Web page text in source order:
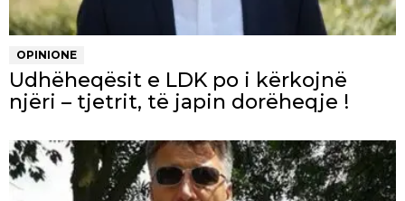
OPINIONE
Udhëheqësit e LDK po i kërkojnë
njëri – tjetrit, të japin dorëheqje !